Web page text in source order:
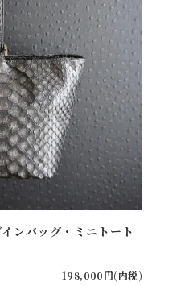
ンバッグ・ミニトート
198,000円(内税)